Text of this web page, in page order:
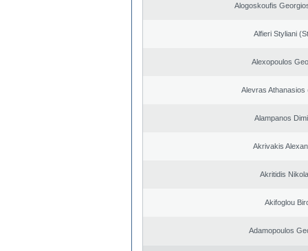
Alogoskoufis
Alfieri Styliani
Alexopoulos
Alevras Athanasios
Alampanos
Akrivakis
Akritidis
Akifoglou
Adamopoulos